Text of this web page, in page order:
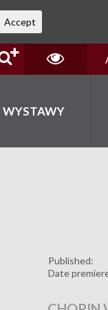
WYSTAWY
Published:
Date
Accept